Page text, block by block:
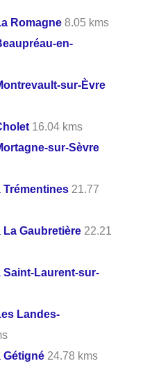
Romagne 8.05 kms
en-
sur-Èvre
16.04 kms
sur-Sèvre
Trémentines 21.77
La Gaubretière 22.21
Saint-Laurent-sur-
Landes-
Gétigné 24.78 kms